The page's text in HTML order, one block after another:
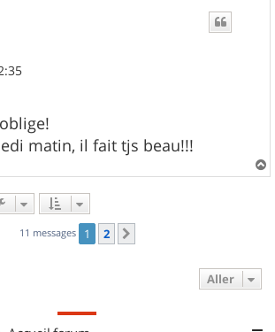
matin, il fait tjs beau!!!
a
11 messages 1 2
Aller